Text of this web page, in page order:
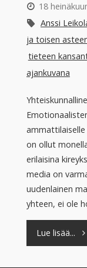
18
Anssi
ja toisen
tieteen
ajankuvana
ammattilaiselle
on ollut
erilaisina
media on
uudenlainen
yhteen, ei ole
Lue lisää...